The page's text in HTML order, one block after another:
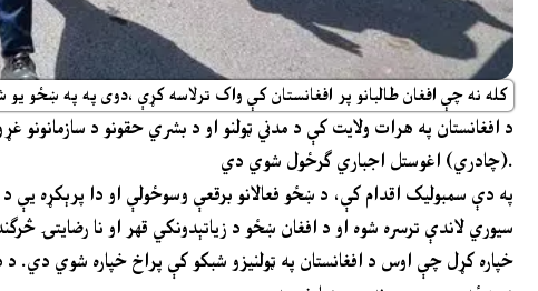
کله نه چې افغان طالبانو پر افغانستان کې واک ترلاسه کړې ،دوی په په ښځو یو
د افغانستان په هرات ولایت کې د مدني ټولنو او د بشري حقونو د
(چادري) اغوستل اجباري ګرځول شوي دي.
په دې سمبولیک اقدام کې، د ښځو فعالانو برقعې وسوځولې او دا پرېکړه یې
سیوري لاندې ترسره شوه او د افغان ښځو د زیاتېدونکي قهر او نا رضایتۍ
خپاره کړل چې اوس د افغانستان په ټولنیزو شبکو کې پراخ خپاره شوي دي. د